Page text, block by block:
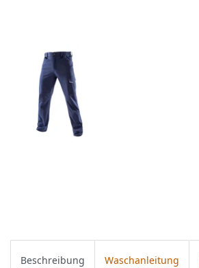
Beschreibung Waschanleitung